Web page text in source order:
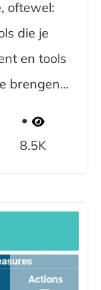
oftewel:
die je
en tools
brengen...
8.5K